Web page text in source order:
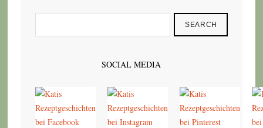
SEARCH
SOCIAL MEDIA